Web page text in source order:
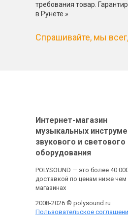
требования товар.
в Рунете.»
Спрашивайте, мы
Интернет-магазин
музыкальных
звукового и светового
оборудования
POLYSOUND — это более 40
доставкой по ценам ниже чем
магазинах
2008-2026 © polysound.ru
Пользовательское